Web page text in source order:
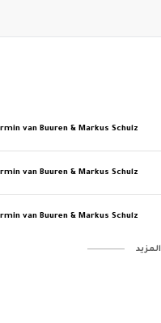
van Buuren & Markus Schulz
van Buuren & Markus Schulz
van Buuren & Markus Schulz
‏المزيد